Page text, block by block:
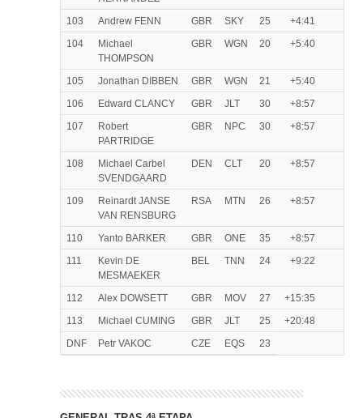
103 Andrew FENN GBR SKY 25
+4:41
104
Michael
THOMPSON
GBR WGN 20 +5:40
105 Jonathan DIBBEN GBR WGN 21
+5:40
106
Edward CLANCY GBR JLT 30
+8:57
107
Robert
PARTRIDGE
GBR NPC 30 +8:57
108
Michael Carbel
SVENDGAARD
DEN CLT 20 +8:57
109
Reinardt JANSE
VAN RENSBURG
RSA MTN 26 +8:57
110 Yanto BARKER GBR ONE 35
+8:57
111
Kevin DE
MESMAEKER
BEL TNN 24 +9:22
112 Alex DOWSETT GBR MOV 27
+15:35
113
Michael CUMING GBR JLT 25
+20:48
DNF
Petr VAKOC CZE EQS 23